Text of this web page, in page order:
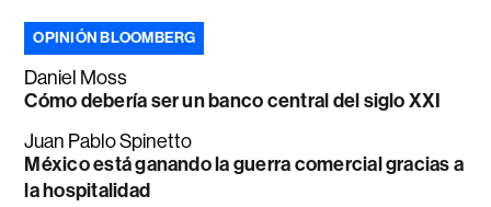
OPINIÓN BLOOMBERG
Daniel Moss
Cómo debería ser un banco central del siglo XXI
Juan Pablo Spinetto
México está ganando la guerra comercial gracias a
la hospitalidad